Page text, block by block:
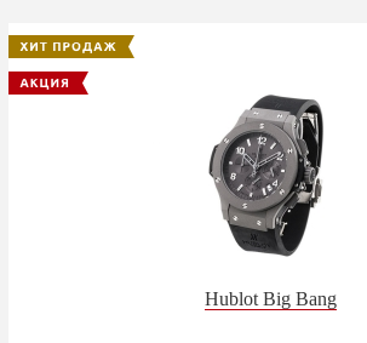
Hublot Big Bang